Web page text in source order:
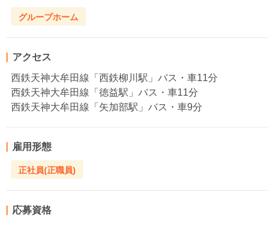
グループホーム
アクセス
西鉄天神大牟田線「西鉄柳川駅」バス・車11分
西鉄天神大牟田線「徳益駅」バス・車11分
西鉄天神大牟田線「矢加部駅」バス・車9分
雇用形態
正社員(正職員)
応募資格